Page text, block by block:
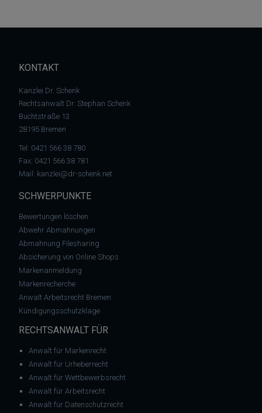
KONTAKT
Kanzlei Dr. Schenk
Rechtsanwalt Dr. Stephan Schenk
Buchtstraße 13
28195 Bremen
Tel: 0421 566 38 780
Fax: 0421 566 38 781
Mail: kanzlei@dr-schenk.net
SCHWERPUNKTE
Bewertungen löschen
Abwehr Abmahnungen
Abmahnung Filesharing
Absicherung von Online Shops
Markenanmeldung
Markenrecherche
Anwalt Arbeitsrecht Bremen
Kündigungsschutzklage
RECHTSANWALT FÜR
Anwalt für Markenrecht
Anwalt für Urheberrecht
Anwalt für Wettbewerbsrecht
Anwalt für Arbeitsrecht
Anwalt für Datenschutzrecht